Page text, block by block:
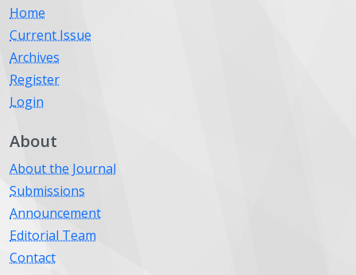
Home
Current Issue
Archives
Register
Login
About
About the Journal
Submissions
Announcement
Editorial Team
Contact